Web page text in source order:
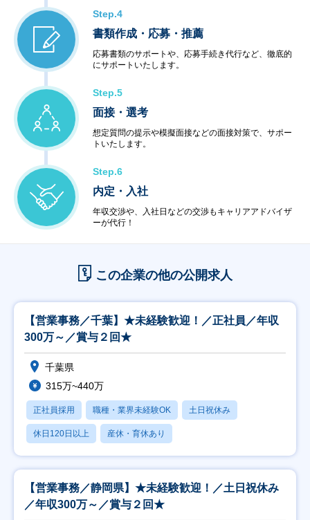
Step.4
書類作成・応募・推薦
応募書類のサポートや、応募手続き代行など、徹底的
にサポートいたします。
Step.5
面接・選考
想定質問の提示や模擬面接などの面接対策で、サポー
トいたします。
Step.6
内定・入社
年収交渉や、入社日などの交渉もキャリアアドバイザ
ーが代行！
この企業の他の公開求人
【営業事務／千葉】★未経験歓迎！／正社員／年収
300万～／賞与２回★
千葉県
315万~440万
正社員採用 職種・業界未経験OK 土日祝休み
休日120日以上 産休・育休あり
【営業事務／静岡県】★未経験歓迎！／土日祝休み
／年収300万～／賞与２回★